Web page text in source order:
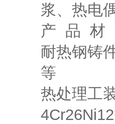
浆、热电
产 品 材
耐热钢铸
等
热处理工